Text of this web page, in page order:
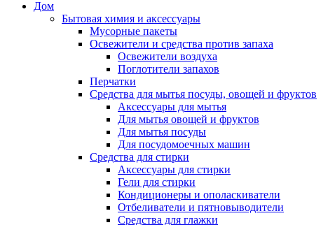
Дом
Бытовая химия и аксессуары
Мусорные пакеты
Освежители и средства против запаха
Освежители воздуха
Поглотители запахов
Перчатки
Средства для мытья посуды, овощей и фруктов
Аксессуары для мытья
Для мытья овощей и фруктов
Для мытья посуды
Для посудомоечных машин
Средства для стирки
Аксессуары для стирки
Гели для стирки
Кондиционеры и ополаскиватели
Отбеливатели и пятновыводители
Средства для глажки